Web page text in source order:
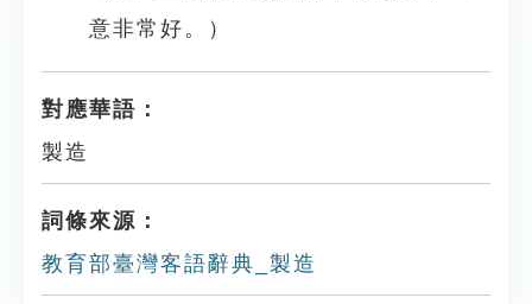
意非常好。）
對應華語：
製造
詞條來源：
教育部臺灣客語辭典_製造